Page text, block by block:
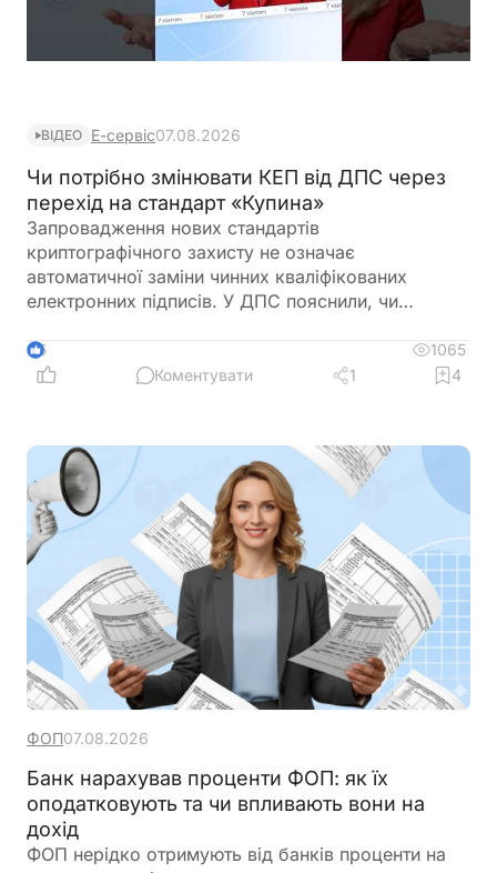
ВІДЕО Е-сервіс07.08.2026
Чи потрібно змінювати КЕП від ДПС через
перехід на стандарт «Купина»
Запровадження нових стандартів
криптографічного захисту не означає
автоматичної заміни чинних кваліфікованих
електронних підписів. У ДПС пояснили, чи
ДПС, після переходу на новий стандарт «Купина»
та чи потрібно користувачам отримувати нові
5
1065
Коментувати
1 4
ФОП07.08.2026
Банк нарахував проценти ФОП: як їх
оподатковують та чи впливають вони на
дохід
ФОП нерідко отримують від банків проценти на